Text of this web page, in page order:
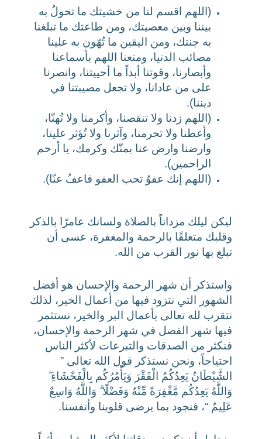
(اللهم اقسم لنا من خشيتك ما تحولُ به
بيننا وبين معصيتك، ومن طاعتك ما تبلغنا
به جنتك، ومن اليقين ما تُهّون به علينا
مصائب الدنيا، ومتعنا اللهم بأسماعنا
وأبصارنا، وقوتنا أبداً ما أحييتنا، وانصرنا
على من عادانا، ولا تجعل مصيبتنا في
ديننا).
(اللهم زدنا ولا تنقصنا، وأكرمنا ولا تُهنّا،
وأعطنا ولا تحرمنا، وآثرنا ولا تُؤثر علينا،
وارضنا وارض عنا بمنّك وكرمك، يا أرحم
الراحمين).
(اللهم إنك عفوٌ تحب العفو فاعفُ عنّا).
ليكن ليلك مزداناً بالصلاة ولسانك عامرًا بالذكر
وقلبك متعلقًا بالرحمة والمغفرة، عسى أن
تبلغ بها نور القرب من الله.
واستذكر أن شهر الرحمة والإحسان هو أفضل
الشهور التي نتزود فيها من أعمال الخير، لذلك
نتقرب لله تعالى بأعمال البر والخير، نستثمر
فيها شهر الفضل في شهر الرحمة والإحسان،
فنكثر من الصدقات والتبرعات لأكثر الناس
احتياجاً، ونحن نستذكر قول الله تعالى ”
الشَّيْطَانُ يَعِدُكُمُ الْفَقْرَ وَيَأْمُرُكُم بِالْفَحْشَاءِ ۖ
وَاللَّهُ يَعِدُكُم مَّغْفِرَةً مِّنْهُ وَفَضْلًا ۗ وَاللَّهُ وَاسِعٌ
عَلِيمٌ “، فنجود بما يرضى قلوبنا وأنفسنا.